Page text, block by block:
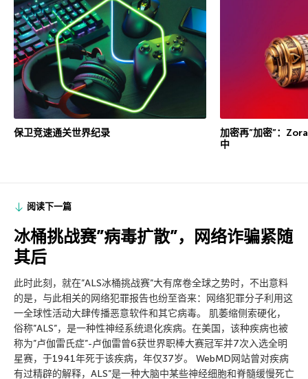
保卫竞速通关世界纪录
加密再”加密”：
中
阅读下一篇
冰桶挑战赛”病毒扩散”，网络诈骗紧随
其后
此时此刻，就在”ALS冰桶挑战赛”大有席卷全球之势时，不出意料
的是，与此相关的网络犯罪报告也纷至沓来：网络犯罪分子利用这
一全球性活动大肆传播恶意软件和其它病毒。 肌萎缩侧索硬化，
俗称”ALS”，是一种性神经系统退化疾病。在美国，该种疾病也被
称为”卢伽雷氏症”-卢伽雷曾6获世界职棒大赛冠军并7次入选全明
星赛，于1941年死于该疾病，年仅37岁。 WebMD网站曾对疾病
有过精辟的解释，ALS”是一种大脑中某些神经细胞和脊髓缓慢死亡